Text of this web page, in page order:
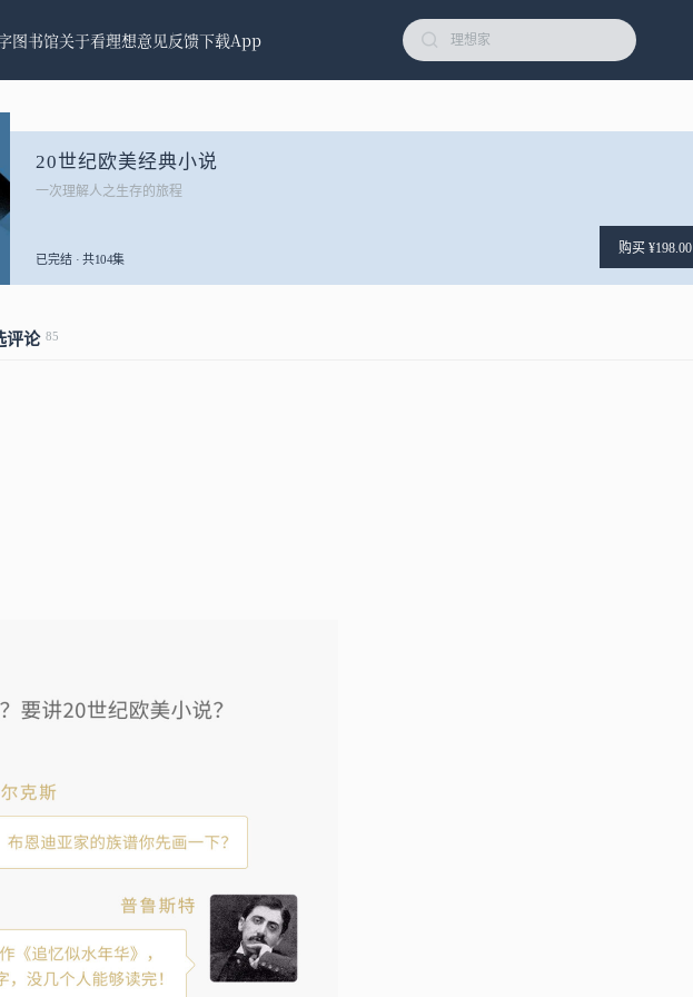
图书馆关于看理想意见反馈下载App
20世纪欧美经典小说
一次理解人之生存的旅程
已完结 · 共104集
购买 ¥198.00
评论 85